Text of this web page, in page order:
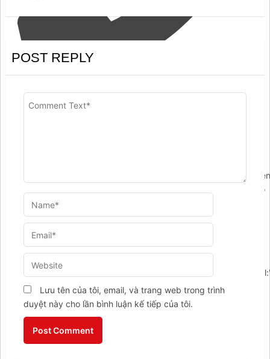
POST REPLY
Lưu tên của tôi, email, và trang web trong trình
duyệt này cho lần bình luận kế tiếp của tôi.
',success:"Yêu cầu gọi lại đã được gửi. Chúng tôi sẽ liên hệ
ngay cho bạn.",error:"Lỗi mất rồi! thử lại
{name:"name",enabled:true,required:false,type:"text",label:"Họ
và Tên",placeholder:"Nhập tên của bạn",values:
[],value:"",},phone:
{name:"phone",enabled:true,required:true,type:"tel",label:"Số
điện thoại",placeholder:"Nhập số điện thoại của
đồng ý với điều khoản",placeholder:"",values:
[],value:"1",},}},email:{id:'email',header:{content:"Write a